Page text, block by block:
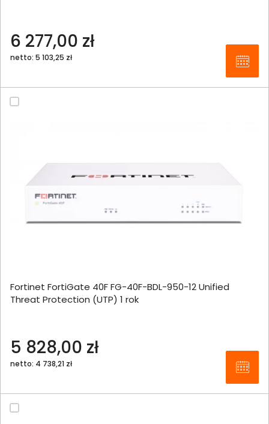
6 277,00 zł
netto: 5 103,25 zł
Fortinet FortiGate 40F FG-40F-BDL-950-12 Unified
Threat Protection (UTP) 1 rok
5 828,00 zł
netto: 4 738,21 zł